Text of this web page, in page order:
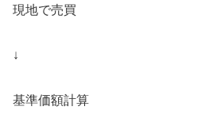
現地で売買
↓
基準価額計算